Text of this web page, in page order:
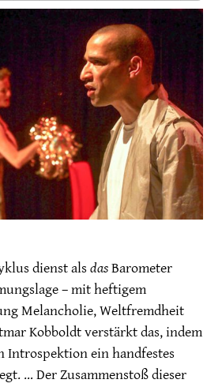
dienst alsdasBarometer
– mit heftigem
Melancholie, Weltfremdheit
Kobboldt verstärkt das, indem
Introspektion ein handfestes
… Der Zusammenstoß dieser